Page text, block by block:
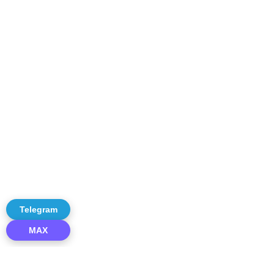
Telegram
MAX